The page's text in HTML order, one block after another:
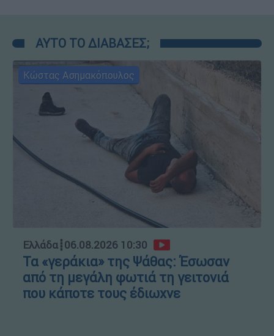
ΑΥΤΟ ΤΟ ΔΙΑΒΑΣΕΣ;
Κώστας Ασημακόπουλος
Ελλάδα┋06.08.2026 10:30
Τα «γεράκια» της Ψάθας: Έσωσαν
από τη μεγάλη φωτιά τη γειτονιά
που κάποτε τους έδιωχνε